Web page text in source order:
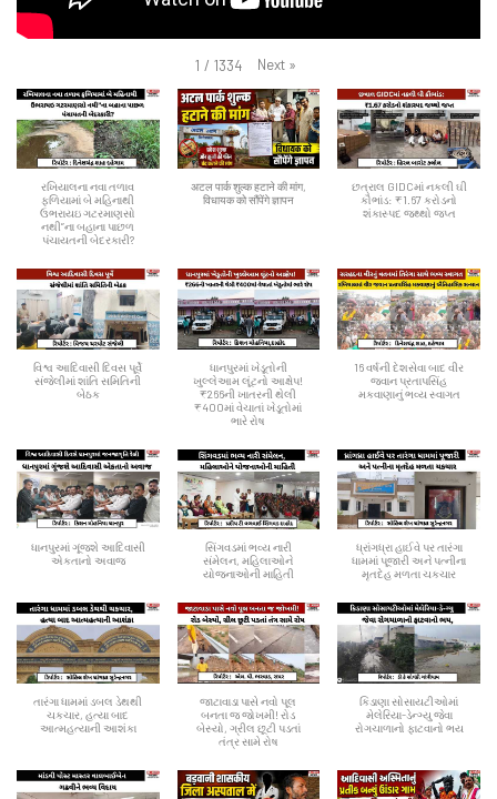
1 / 1334 Next »
રખિયાલના નવા તળાવ
ફળિયામાં બે મહિનાથી
ઉભરાયઇ ગટરમાણસો
નથી”ના બહાના પાછળ
પંચાયતની બેદરકારી?
अटल पार्क शुल्क हटाने की मांग,
विधायक को सौंपेंगे ज्ञापन
છત્રાલ GIDCમાં નકલી ઘી
કૌભાંડ: ₹1.67 કરોડનો
શંકાસ્પદ જથ્થો જપ્ત
વિશ્વ આદિવાસી દિવસ પૂર્વે
સંજેલીમાં શાંતિ સમિતિની
બેઠક
ધાનપુરમાં ખેડૂતોની
ખુલ્લેઆમ લૂંટનો આક્ષેપ!
₹266ની ખાતરની થેલી
₹400માં વેચાતાં ખેડૂતોમાં
ભારે રોષ
16 વર્ષની દેશસેવા બાદ વીર
જવાન પ્રતાપસિંહ
મકવાણાનું ભવ્ય સ્વાગત
ધાનપુરમાં ગૂંજશે આદિવાસી
એકતાનો અવાજ
સિંગવડમાં ભવ્ય નારી
સંમેલન, મહિલાઓને
યોજનાઓની માહિતી
ધ્રાંગધ્રા હાઈવે પર તારંગા
ધામમાં પૂજારી અને પત્નીના
મૃતદેહ મળતા ચકચાર
તારંગા ધામમાં ડબલ ડેથથી
ચકચાર, હત્યા બાદ
આત્મહત્યાની આશંકા
જાટાવાડા પાસે નવો પૂલ
બનતા જ જોખમી! રોડ
બેસ્યો, ગ્રીલ છૂટી પડતાં
તંત્ર સામે રોષ
કિડાણા સોસાયટીઓમાં
મેલેરિયા-ડેન્ગ્યુ જેવા
રોગચાળાનો ફાટવાનો ભય